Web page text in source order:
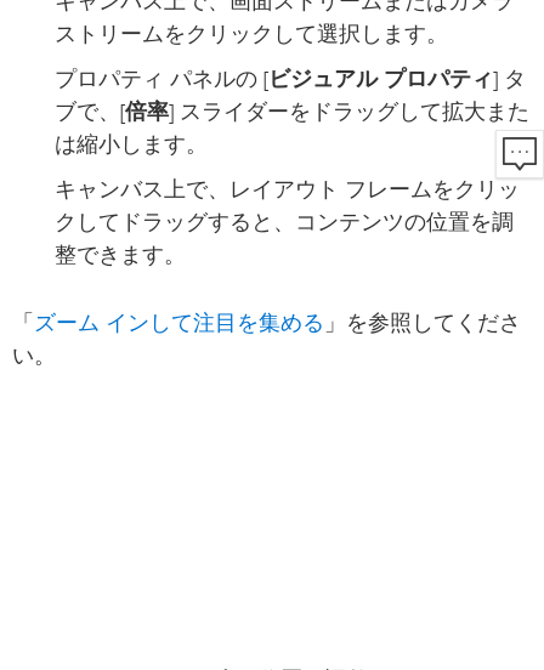
ストリームをクリックして選択します。
プロパティ パネルの [ ビジュアル プロパティ
] タ
ブで、[ 倍率 ] スライダーをドラッグして拡大また
は縮小します。
キャンバス上で、レイアウト フレームをクリッ
クしてドラッグすると、コンテンツの位置を調
整できます。
「 ズーム インして注目を集める 」を参照してくださ
い。